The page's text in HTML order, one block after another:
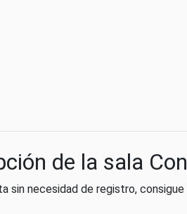
de la sala
sin necesidad de registro,